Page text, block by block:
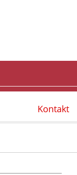
Kontakt